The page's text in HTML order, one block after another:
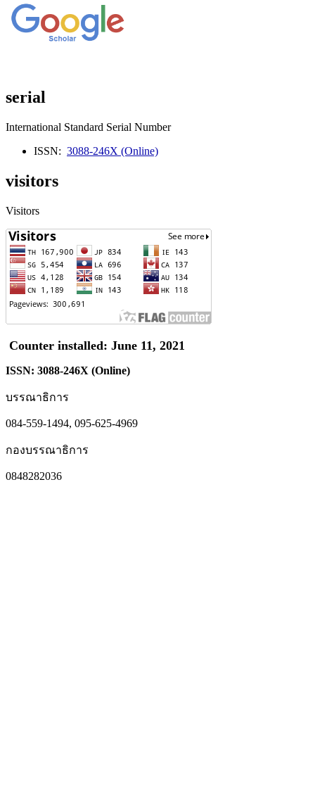
serial
International Standard Serial Number
ISSN: 3088-246X (Online)
visitors
Visitors
Counter installed: June 11, 2021
ISSN: 3088-246X (Online)
บรรณาธิการ
084-559-1494, 095-625-4969
กองบรรณาธิการ
0848282036